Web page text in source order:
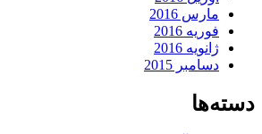
مارس 2016
فوریه 2016
ژانویه 2016
دسامبر 2015
دسته‌ها